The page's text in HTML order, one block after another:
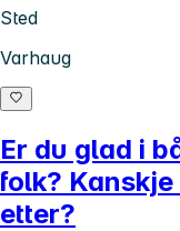
Sted
Varhaug
Er du glad i
folk?
etter?